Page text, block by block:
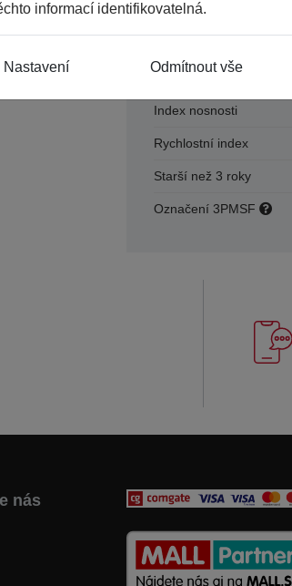
Konstrukce
Index nosnosti
Rychlostní index
Starší než 3 roky
Označení 3PMSF
informací identifikovatelná.
Nastavení Odmítnout vše
nás